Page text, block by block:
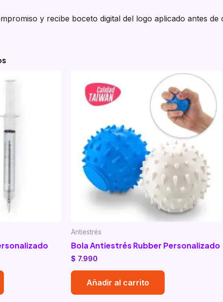
y recibe boceto digital del logo aplicado antes de
Antiestrés
Bola Antiestrés Rubber Personalizado
$ 7.990
Añadir al carrito